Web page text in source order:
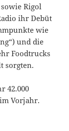
Rigol
ihr Debüt
wie
und die
Foodtrucks
sorgten.
42.000
Vorjahr.